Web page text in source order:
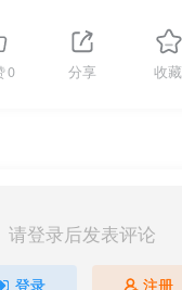
0 分享 收藏
请登录后发表评论
登录 注册